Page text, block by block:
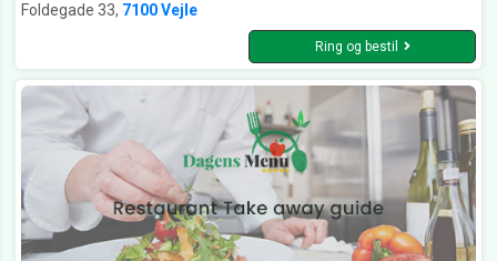
Foldegade 33, 7100 Vejle
Ring og bestil